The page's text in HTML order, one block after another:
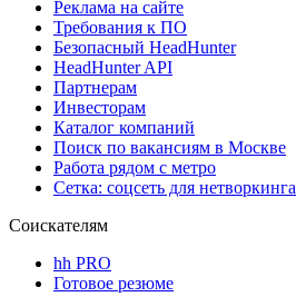
Реклама на сайте
Требования к ПО
Безопасный HeadHunter
HeadHunter API
Партнерам
Инвесторам
Каталог компаний
Поиск по вакансиям в Москве
Работа рядом с метро
Сетка: соцсеть для нетворкинга
Соискателям
hh PRO
Готовое резюме